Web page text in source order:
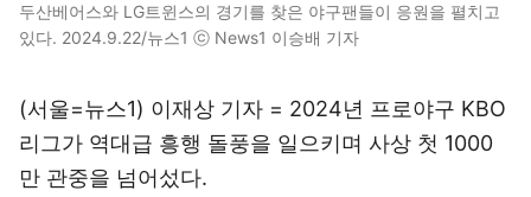
두산베어스와 LG트윈스의 경기를 찾은 야구팬들이 응원을 펼치고
있다. 2024.9.22/뉴스1 ⓒ News1 이승배 기자
(서울=뉴스1) 이재상 기자 = 2024년 프로야구 KBO
리그가 역대급 흥행 돌풍을 일으키며 사상 첫 1000
만 관중을 넘어섰다.